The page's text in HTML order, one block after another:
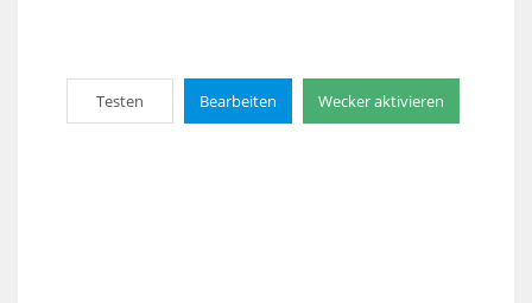
Testen Bearbeiten Wecker aktivieren